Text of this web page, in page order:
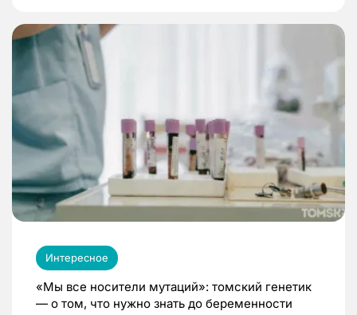
Интересное
«Мы все носители мутаций»: томский генетик
— о том, что нужно знать до беременности